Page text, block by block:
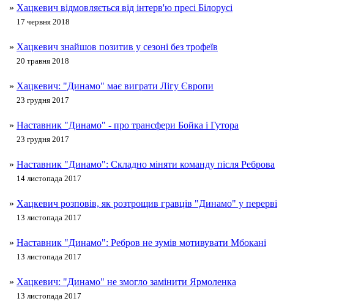
» Хацкевич відмовляється від інтерв'ю пресі Білорусі
17 червня 2018
» Хацкевич знайшов позитив у сезоні без трофеїв
20 травня 2018
» Хацкевич: "Динамо" має виграти Лігу Європи
23 грудня 2017
» Наставник "Динамо" - про трансфери Бойка і Гутора
23 грудня 2017
» Наставник "Динамо": Складно міняти команду після Реброва
14 листопада 2017
» Хацкевич розповів, як розтрощив гравців "Динамо" у перерві
13 листопада 2017
» Наставник "Динамо": Ребров не зумів мотивувати Мбокані
13 листопада 2017
» Хацкевич: "Динамо" не змогло замінити Ярмоленка
13 листопада 2017